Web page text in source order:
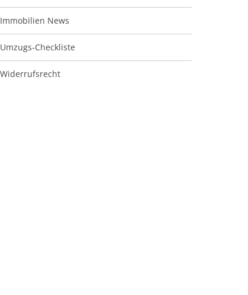
Immobilien News
Umzugs-Checkliste
Widerrufsrecht